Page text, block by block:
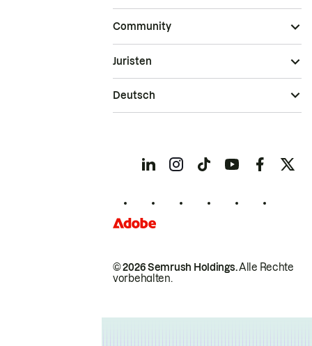
Community
© 2026 Semrush Holdings.Alle Rechte
vorbehalten.
Juristen
Deutsch